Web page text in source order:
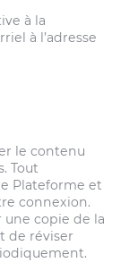
à la
à l’adresse
le contenu
Tout
Plateforme et
connexion.
une copie de la
de réviser